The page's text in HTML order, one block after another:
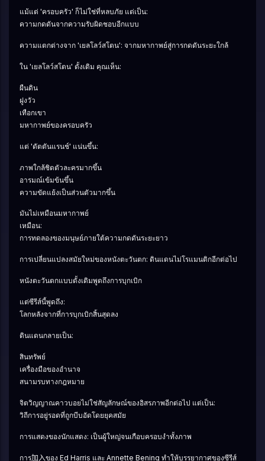
แม้แต่ 'ครอบครัว' ก็ไม่ใช่ที่หลบภัย แต่เป็น:
ความกดดันจากความรับผิดชอบอีกแบบ
ความแตกต่างจาก 'เยลโลว์สโตน': จากมหากาพย์สู่การกดดันระยะใกล้
ใน 'เยลโลว์สโตน' ดั้งเดิม คุณเห็น:
ผืนดิน
ฝูงวัว
เทือกเขา
มหากาพย์ของครอบครัว
แต่ 'ดัตตันแรนช์' แน่นขึ้น:
ภาพใกล้ชิดตัวละครมากขึ้น
อารมณ์เข้มข้นขึ้น
ความขัดแย้งเป็นส่วนตัวมากขึ้น
มันไม่เหมือนมหากาพย์
เหมือน:
การทดลองของมนุษย์ภายใต้ความกดดันระยะยาว
การเปลี่ยนแปลงสมัยใหม่ของหนังตะวันตก: ดินแดนไม่โรแมนติกอีกต่อไป
หนังตะวันตกแบบดั้งเดิมพูดถึงการบุกเบิก
แต่ซีรีส์นี้พูดถึง:
โลกหลังจากที่การบุกเบิกสิ้นสุดลง
ดินแดนกลายเป็น:
สินทรัพย์
เครื่องมือของอำนาจ
สนามรบทางกฎหมาย
จิตวิญญาณคาวบอยไม่ใช่สัญลักษณ์ของอิสรภาพอีกต่อไป แต่เป็น:
วิถีการอยู่รอดที่ถูกบีบอัดโดยยุคสมัย
การแสดงของนักแสดง: เป็นผู้ใหญ่จนเกือบครอบงำทั้งภาพ
การ加入ของ Ed Harris และ Annette Bening ทำให้บรรยากาศของซีรีส์